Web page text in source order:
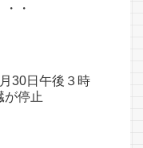
り）
・
月30日午後３時
が停止